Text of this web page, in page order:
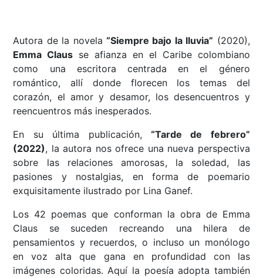
Autora de la novela “Siempre bajo la lluvia” (2020),
Emma Claus se afianza en el Caribe colombiano
como una escritora centrada en el género
romántico, allí donde florecen los temas del
corazón, el amor y desamor, los desencuentros y
reencuentros más inesperados.
En su última publicación, “Tarde de febrero”
(2022), la autora nos ofrece una nueva perspectiva
sobre las relaciones amorosas, la soledad, las
pasiones y nostalgias, en forma de poemario
exquisitamente ilustrado por Lina Ganef.
Los 42 poemas que conforman la obra de Emma
Claus se suceden recreando una hilera de
pensamientos y recuerdos, o incluso un monólogo
en voz alta que gana en profundidad con las
imágenes coloridas. Aquí la poesía adopta también